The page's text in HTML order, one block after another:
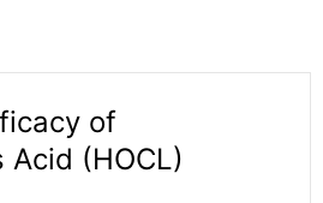
of
Acid (HOCL)